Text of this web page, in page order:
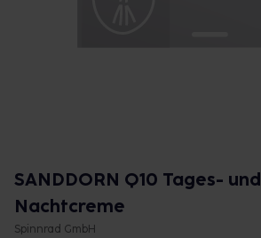
SANDDORN Q10 Tages- und
Nachtcreme
Spinnrad GmbH